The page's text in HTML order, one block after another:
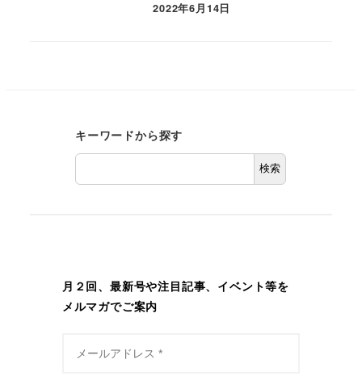
2022年6月14日
キーワードから探す
検索
月２回、最新号や注目記事、イベント等を
メルマガでご案内